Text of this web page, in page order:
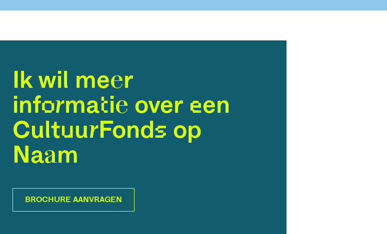
Ik wil meer
informatie over een
CultuurFonds op
Naam
BROCHURE AANVRAGEN